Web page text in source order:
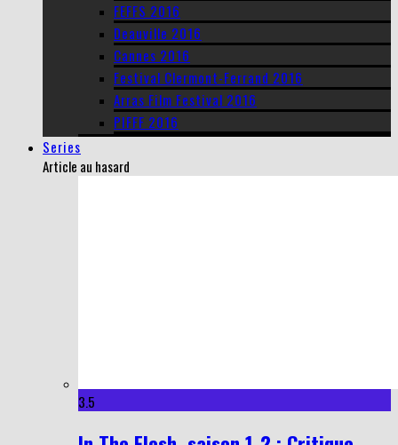
FEFFS 2016
Deauville 2016
Cannes 2016
Festival Clermont-Ferrand 2016
Arras Film Festival 2016
PIFFF 2016
Series
Article au hasard
3.5